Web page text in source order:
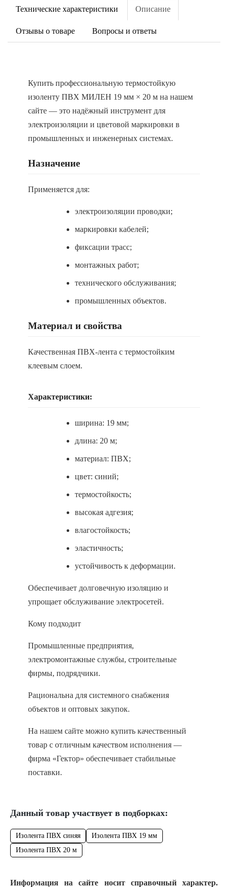
Технические характеристики Описание
Отзывы о товаре Вопросы и ответы
Купить профессиональную термостойкую
изоленту ПВХ МИЛЕН 19 мм × 20 м на нашем
сайте — это надёжный инструмент для
электроизоляции и цветовой маркировки в
промышленных и инженерных системах.
Назначение
Применяется для:
электроизоляции проводки;
маркировки кабелей;
фиксации трасс;
монтажных работ;
технического обслуживания;
промышленных объектов.
Материал и свойства
Качественная ПВХ-лента с термостойким
клеевым слоем.
Характеристики:
ширина: 19 мм;
длина: 20 м;
материал: ПВХ;
цвет: синий;
термостойкость;
высокая адгезия;
влагостойкость;
эластичность;
устойчивость к деформации.
Обеспечивает долговечную изоляцию и
упрощает обслуживание электросетей.
Кому подходит
Промышленные предприятия,
электромонтажные службы, строительные
фирмы, подрядчики.
Рациональна для системного снабжения
объектов и оптовых закупок.
На нашем сайте можно купить качественный
товар с отличным качеством исполнения —
фирма «Гектор» обеспечивает стабильные
поставки.
Данный товар участвует в подборках:
Изолента ПВХ синяя
Изолента ПВХ 19 мм
Изолента ПВХ 20 м
Информация на сайте носит справочный характер.